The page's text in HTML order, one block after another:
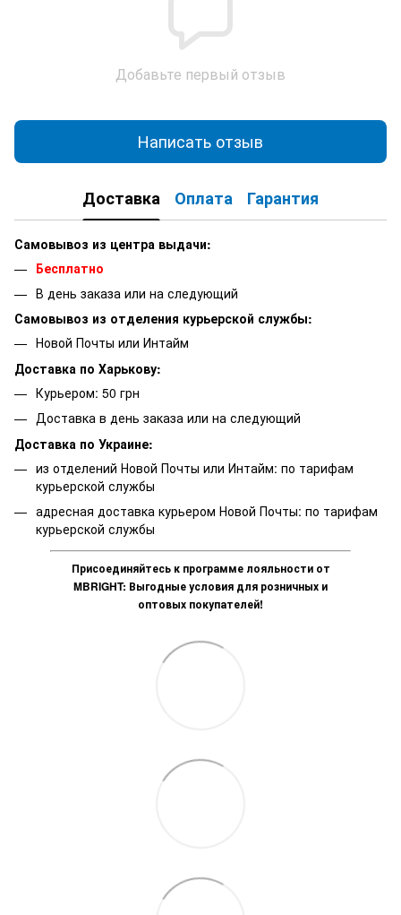
Добавьте первый отзыв
Написать отзыв
Доставка Оплата Гарантия
Самовывоз из центра выдачи:
Бесплатно
В день заказа или на следующий
Самовывоз из отделения курьерской службы:
Новой Почты или Интайм
Доставка по Харькову:
Курьером: 50 грн
Доставка в день заказа или на следующий
Доставка по Украине:
из отделений Новой Почты или Интайм: по тарифам
курьерской службы
адресная доставка курьером Новой Почты: по тарифам
курьерской службы
Присоединяйтесь к программе лояльности от
MBRIGHT: Выгодные условия для розничных и
оптовых покупателей!